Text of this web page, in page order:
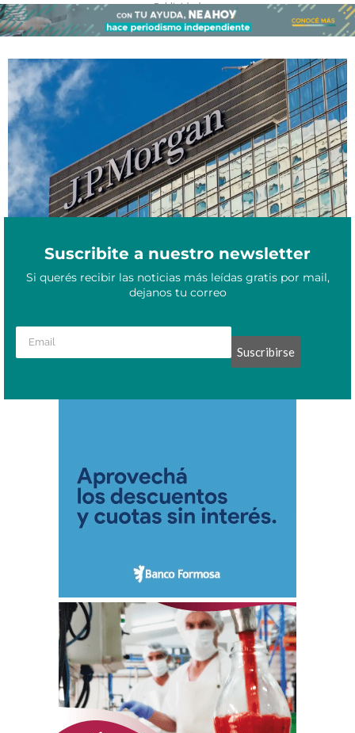
- Publicidad -
JP Morgan lanzó una advertencia para los inversores: por qué
recomienda salir de los bonos en pesos
Junio 30, 2025
Suscribite a nuestro newsletter
Si querés recibir las noticias más leídas gratis por mail,
dejanos tu correo
Suscribirse